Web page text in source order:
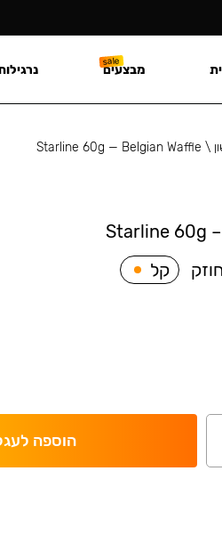
\
Starline 60g — Belgian Waffle
Starline 60g
חוזק קל
הוספה
מבצעים